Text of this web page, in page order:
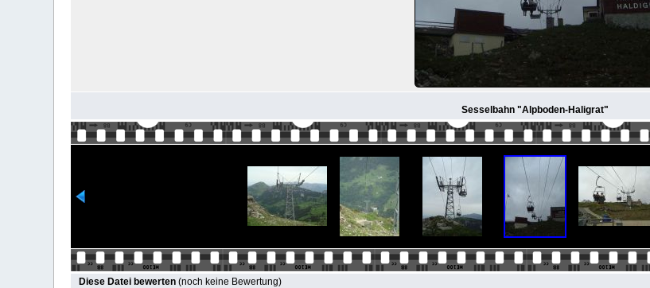
Sesselbahn "Alpboden-Haligrat"
Diese Datei bewerten(noch keine Bewertung)